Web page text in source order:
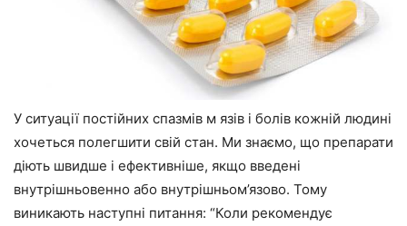
У ситуації постійних спазмів м язів і болів кожній людині
хочеться полегшити свій стан. Ми знаємо, що препарати
діють швидше і ефективніше, якщо введені
внутрішньовенно або внутрішньом’язово. Тому
виникають наступні питання: “Коли рекомендує